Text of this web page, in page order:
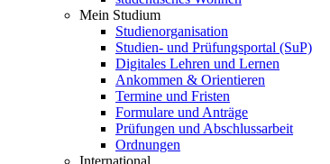
Mein Studium
Studienorganisation
Studien- und Prüfungsportal (SuP)
Digitales Lehren und Lernen
Ankommen & Orientieren
Termine und Fristen
Formulare und Anträge
Prüfungen und Abschlussarbeit
Ordnungen